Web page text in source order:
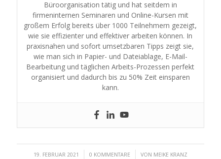
Büroorganisation tätig und hat seitdem in
firmeninternen Seminaren und Online-Kursen mit
großem Erfolg bereits über 1000 Teilnehmern gezeigt,
wie sie effizienter und effektiver arbeiten können. In
praxisnahen und sofort umsetzbaren Tipps zeigt sie,
wie man sich in Papier- und Dateiablage, E-Mail-
Bearbeitung und täglichen Arbeits-Prozessen perfekt
organisiert und dadurch bis zu 50% Zeit einsparen
kann.
19. FEBRUAR 2021
/ 0 KOMMENTARE
/ VON MEIKE KRANZ